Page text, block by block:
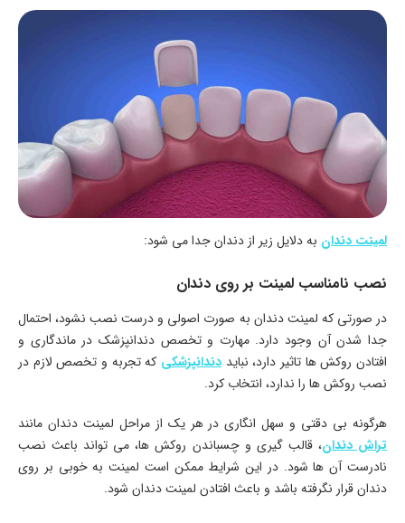
لمینت دندان به دلایل زیر از دندان جدا می شود:
نصب نامناسب لمینت بر روی دندان
در صورتی که لمینت دندان به صورت اصولی و درست نصب نشود، احتمال
جدا شدن آن وجود دارد. مهارت و تخصص دندانپزشک در ماندگاری و
افتادن روکش ها تاثیر دارد، نباید دندانپزشکی که تجربه و تخصص لازم در
نصب روکش ها را ندارد، انتخاب کرد.
هرگونه بی دقتی و سهل انگاری در هر یک از مراحل لمینت دندان مانند
تراش دندان، قالب گیری و چسباندن روکش ها، می تواند باعث نصب
نادرست آن ها شود. در این شرایط ممکن است لمینت به خوبی بر روی
دندان قرار نگرفته باشد و باعث افتادن لمینت دندان شود.